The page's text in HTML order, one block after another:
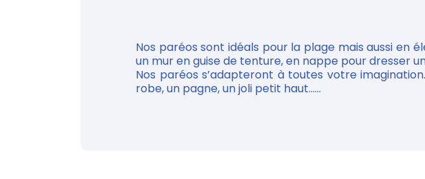
Nos paréos sont idéals pour la plage mais aussi
un mur en guise de tenture, en nappe pour dresser
Nos paréos s’adapteront à toutes votre
robe, un pagne, un joli petit haut......